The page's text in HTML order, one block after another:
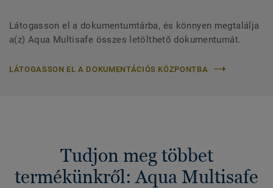
Látogasson el a dokumentumtárba, és könnyen megtalálja
a(z) Aqua Multisafe összes letölthető dokumentumát.
LÁTOGASSON EL A DOKUMENTÁCIÓS KÖZPONTBA
Tudjon meg többet
termékünkről: Aqua Multisafe